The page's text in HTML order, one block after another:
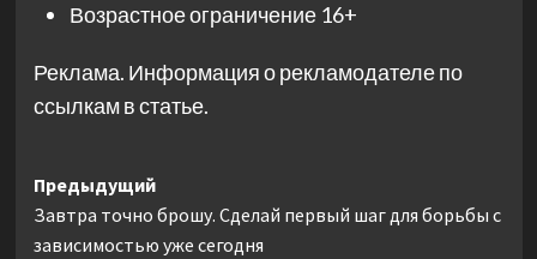
Возрастное ограничение 16+
Реклама. Информация о рекламодателе по
ссылкам в статье.
Навигация
записи
Предыдущий
Завтра точно брошу. Сделай первый шаг для борьбы с
зависимостью уже сегодня